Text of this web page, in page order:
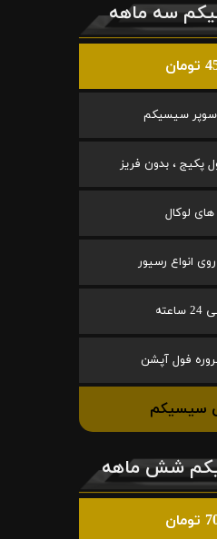
سه ماهه
سیسیکم
پکیج ، بدون فریز
لوکال
انواع رسیور
سیسیکم
شش ماهه